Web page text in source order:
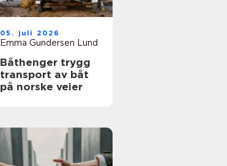
05. juli 2026
Emma Gundersen Lund
Båthenger trygg
transport av båt
på norske veier